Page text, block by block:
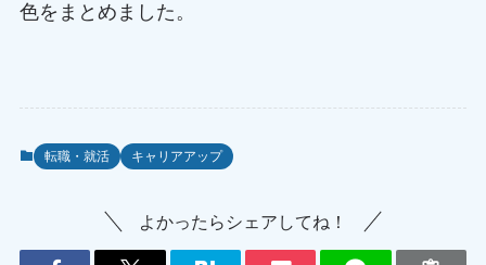
色をまとめました。
転職・就活 キャリアアップ
よかったらシェアしてね！